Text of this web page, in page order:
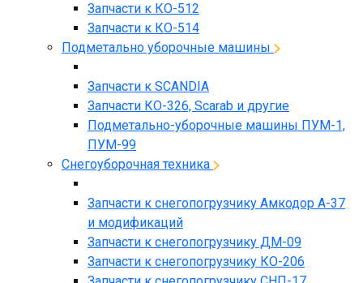
Запчасти к КО-512
Запчасти к КО-514
Подметально уборочные машины
Запчасти к SCANDIA
Запчасти КО-326, Scarab и другие
Подметально-уборочные машины ПУМ-1,
ПУМ-99
Снегоуборочная техника
Запчасти к снегопогрузчику Амкодор А-37
и модификаций
Запчасти к снегопогрузчику ДМ-09
Запчасти к снегопогрузчику КО-206